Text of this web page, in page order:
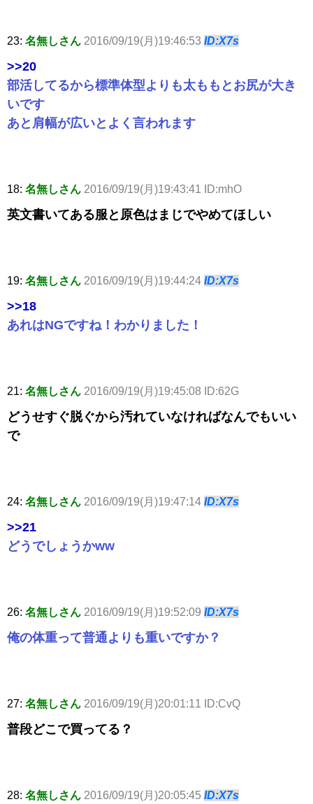
23: 名無しさん 2016/09/19(月)19:46:53 ID:X7s
>>20
部活してるから標準体型よりも太ももとお尻が大き
いです
あと肩幅が広いとよく言われます
18: 名無しさん 2016/09/19(月)19:43:41 ID:mhO
英文書いてある服と原色はまじでやめてほしい
19: 名無しさん 2016/09/19(月)19:44:24 ID:X7s
>>18
あれはNGですね！わかりました！
21: 名無しさん 2016/09/19(月)19:45:08 ID:62G
どうせすぐ脱ぐから汚れていなければなんでもいい
で
24: 名無しさん 2016/09/19(月)19:47:14 ID:X7s
>>21
どうでしょうかww
26: 名無しさん 2016/09/19(月)19:52:09 ID:X7s
俺の体重って普通よりも重いですか？
27: 名無しさん 2016/09/19(月)20:01:11 ID:CvQ
普段どこで買ってる？
28: 名無しさん 2016/09/19(月)20:05:45 ID:X7s